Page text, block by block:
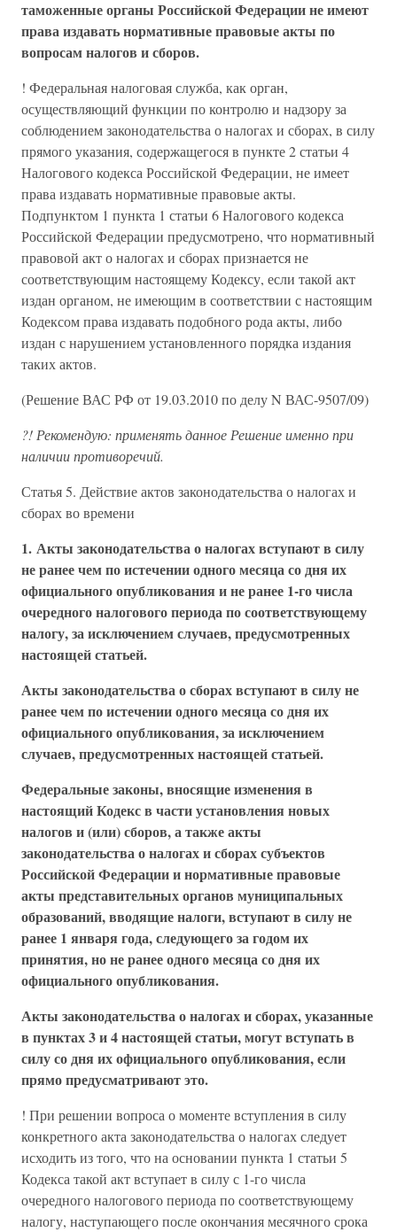
таможенные органы Российской Федерации не имеют
права издавать нормативные правовые акты по
вопросам налогов и сборов.
! Федеральная налоговая служба, как орган,
осуществляющий функции по контролю и надзору за
соблюдением законодательства о налогах и сборах, в силу
прямого указания, содержащегося в пункте 2 статьи 4
Налогового кодекса Российской Федерации, не имеет
права издавать нормативные правовые акты.
Подпунктом 1 пункта 1 статьи 6 Налогового кодекса
Российской Федерации предусмотрено, что нормативный
правовой акт о налогах и сборах признается не
соответствующим настоящему Кодексу, если такой акт
издан органом, не имеющим в соответствии с настоящим
Кодексом права издавать подобного рода акты, либо
издан с нарушением установленного порядка издания
таких актов.
(Решение ВАС РФ от 19.03.2010 по делу N ВАС-9507/09)
?! Рекомендую: применять данное Решение именно при
наличии противоречий.
Статья 5. Действие актов законодательства о налогах и
сборах во времени
1. Акты законодательства о налогах вступают в силу
не ранее чем по истечении одного месяца со дня их
официального опубликования и не ранее 1-го числа
очередного налогового периода по соответствующему
налогу, за исключением случаев, предусмотренных
настоящей статьей.
Акты законодательства о сборах вступают в силу не
ранее чем по истечении одного месяца со дня их
официального опубликования, за исключением
случаев, предусмотренных настоящей статьей.
Федеральные законы, вносящие изменения в
настоящий Кодекс в части установления новых
налогов и (или) сборов, а также акты
законодательства о налогах и сборах субъектов
Российской Федерации и нормативные правовые
акты представительных органов муниципальных
образований, вводящие налоги, вступают в силу не
ранее 1 января года, следующего за годом их
принятия, но не ранее одного месяца со дня их
официального опубликования.
Акты законодательства о налогах и сборах, указанные
в пунктах 3 и 4 настоящей статьи, могут вступать в
силу со дня их официального опубликования, если
прямо предусматривают это.
! При решении вопроса о моменте вступления в силу
конкретного акта законодательства о налогах следует
исходить из того, что на основании пункта 1 статьи 5
Кодекса такой акт вступает в силу с 1-го числа
очередного налогового периода по соответствующему
налогу, наступающего после окончания месячного срока